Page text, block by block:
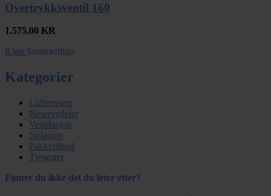
Overtrykksventil 160
1.575,00 KR
Kjøp Sammenlign
Kategorier
Luftrensere
Reservedeler
Ventilasjon
Isolasjon
Pakketilbud
Tjenester
Finner du ikke det du leter etter?